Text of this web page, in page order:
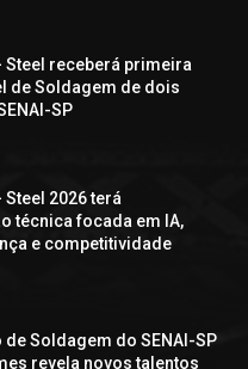
Steel receberá primeira
de Soldagem de dois
SP
Steel 2026 terá
técnica focada em IA,
e competitividade
de Soldagem do SENAI-SP
revela novos talentos